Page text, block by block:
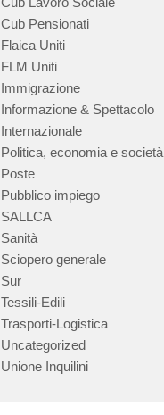
Cub Pensionati
Flaica Uniti
FLM Uniti
Immigrazione
Informazione & Spettacolo
Internazionale
Politica, economia e società
Poste
Pubblico impiego
SALLCA
Sanità
Sciopero generale
Sur
Tessili-Edili
Trasporti-Logistica
Uncategorized
Unione Inquilini